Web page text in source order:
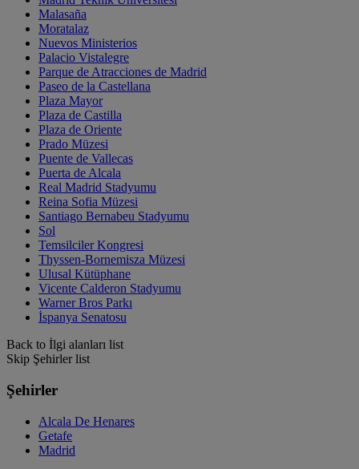
Malasaña
Moratalaz
Nuevos Ministerios
Palacio Vistalegre
Parque de Atracciones de Madrid
Paseo de la Castellana
Plaza Mayor
Plaza de Castilla
Plaza de Oriente
Prado Müzesi
Puente de Vallecas
Puerta de Alcala
Real Madrid Stadyumu
Reina Sofia Müzesi
Santiago Bernabeu Stadyumu
Sol
Temsilciler Kongresi
Thyssen-Bornemisza Müzesi
Ulusal Kütüphane
Vicente Calderon Stadyumu
Warner Bros Parkı
İspanya Senatosu
Back to İlgi alanları list
Skip Şehirler list
Şehirler
Alcala De Henares
Getafe
Madrid